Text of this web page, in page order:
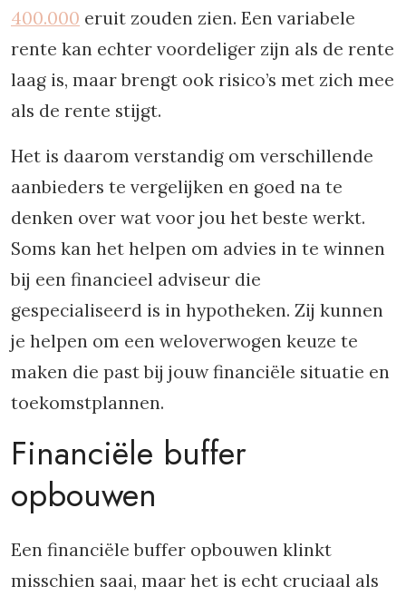
400.000 eruit zouden zien. Een variabele
rente kan echter voordeliger zijn als de rente
laag is, maar brengt ook risico’s met zich mee
als de rente stijgt.
Het is daarom verstandig om verschillende
aanbieders te vergelijken en goed na te
denken over wat voor jou het beste werkt.
Soms kan het helpen om advies in te winnen
bij een financieel adviseur die
gespecialiseerd is in hypotheken. Zij kunnen
je helpen om een weloverwogen keuze te
maken die past bij jouw financiële situatie en
toekomstplannen.
Financiële buffer
opbouwen
Een financiële buffer opbouwen klinkt
misschien saai, maar het is echt cruciaal als